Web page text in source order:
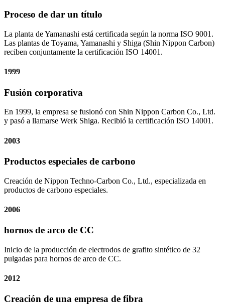
Proceso de dar un título
La planta de Yamanashi está certificada según la norma ISO 9001.
Las plantas de Toyama, Yamanashi y Shiga (Shin Nippon Carbon)
reciben conjuntamente la certificación ISO 14001.
1999
Fusión corporativa
En 1999, la empresa se fusionó con Shin Nippon Carbon Co., Ltd.
y pasó a llamarse Werk Shiga. Recibió la certificación ISO 14001.
2003
Productos especiales de carbono
Creación de Nippon Techno-Carbon Co., Ltd., especializada en
productos de carbono especiales.
2006
hornos de arco de CC
Inicio de la producción de electrodos de grafito sintético de 32
pulgadas para hornos de arco de CC.
2012
Creación de una empresa de fibra